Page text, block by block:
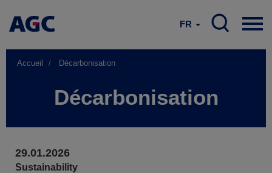
FR
Accueil Décarbonisation
Décarbonisation
29.01.2026
Sustainability